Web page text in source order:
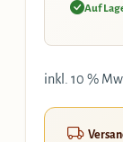
Auf
inkl. 10 %